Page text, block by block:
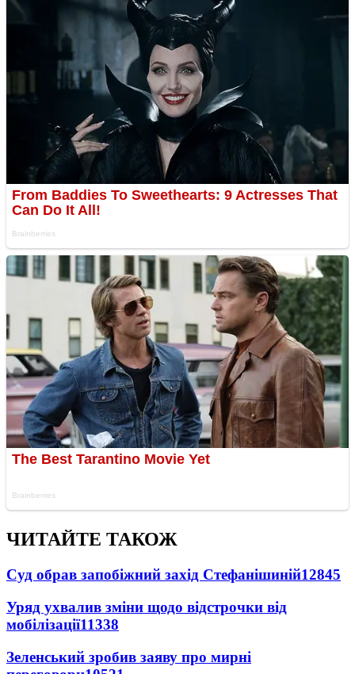
ЧИТАЙТЕ ТАКОЖ
Суд обрав запобіжний захід Стефанішиній12845
Уряд ухвалив зміни щодо відстрочки від
мобілізації11338
Зеленський зробив заяву про мирні